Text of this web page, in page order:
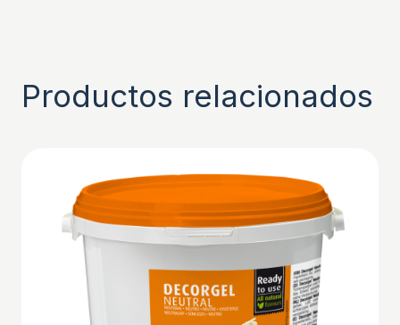
Productos relacionados